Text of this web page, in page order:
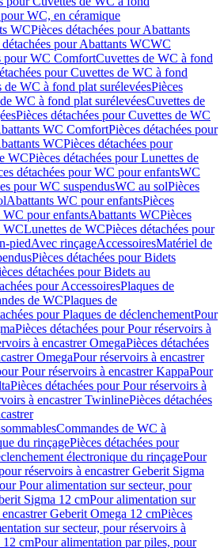
WC, en céramique
WCPièces détachées pour Abattants
détachées pour Abattants WCWC
pour WC ComfortCuvettes de WC à fond
pour Cuvettes de WC à fond
de WC à fond plat surélevéesPièces
WC à fond plat surélevéesCuvettes de
Pièces détachées pour Cuvettes de WC
WC ComfortPièces détachées pour
WCPièces détachées pour
WCPièces détachées pour Lunettes de
détachées pour WC pour enfantsWC
pour WC suspendusWC au solPièces
Abattants WC pour enfantsPièces
WC pour enfantsAbattants WCPièces
WCLunettes de WCPièces détachées pour
piedAvec rinçageAccessoiresMatériel de
Pièces détachées pour Bidets
détachées pour Bidets au
pour AccessoiresPlaques de
de WCPlaques de
pour Plaques de déclenchementPour
Pièces détachées pour Pour réservoirs à
à encastrer OmegaPièces détachées
OmegaPour réservoirs à encastrer
Pour réservoirs à encastrer KappaPour
Pièces détachées pour Pour réservoirs à
à encastrer TwinlinePièces détachées
Commandes de WC à
du rinçagePièces détachées pour
électronique du rinçagePour
réservoirs à encastrer Geberit Sigma
Pour alimentation sur secteur, pour
Sigma 12 cmPour alimentation sur
Geberit Omega 12 cmPièces
sur secteur, pour réservoirs à
12 cmPour alimentation par piles, pour